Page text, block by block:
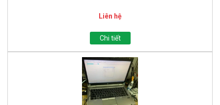
Liên hệ
Chi tiết